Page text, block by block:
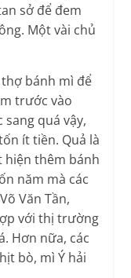
sở để đem
Một vài chủ
bánh mì để
trước vào
quá vậy,
ít tiền. Quả là
hiện thêm bánh
năm mà các
Văn Tần,
với thị trường
Hơn nữa, các
bò, mì Ý hải